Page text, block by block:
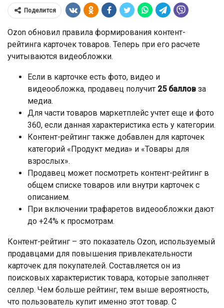
Поделится
Ozon обновил правила формирования контент-
рейтинга карточек товаров. Теперь при его расчете
учитываются видеобложки.
Если в карточке есть фото, видео и
видеообложка, продавец получит 25 баллов за
медиа.
Для части товаров маркетплейс учтет еще и фото
360, если данная характеристика есть у категории.
Контент-рейтинг также добавлен для карточек
категорий «Продукт медиа» и «Товары для
взрослых».
Продавец может посмотреть контент-рейтинг в
общем списке товаров или внутри карточек с
описанием.
При включении трафаретов видеообложки дают
до +24% к просмотрам.
Контент-рейтинг – это показатель Ozon, используемый
продавцами для повышения привлекательности
карточек для покупателей. Составляется он из
поисковых характеристик товара, которые заполняет
селлер. Чем больше рейтинг, тем выше вероятность,
что пользователь купит именно этот товар. С